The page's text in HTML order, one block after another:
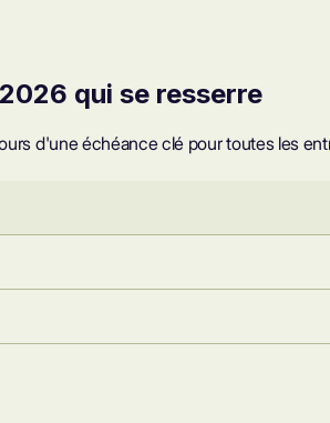
qui se resserre
d'une échéance clé pour toutes les